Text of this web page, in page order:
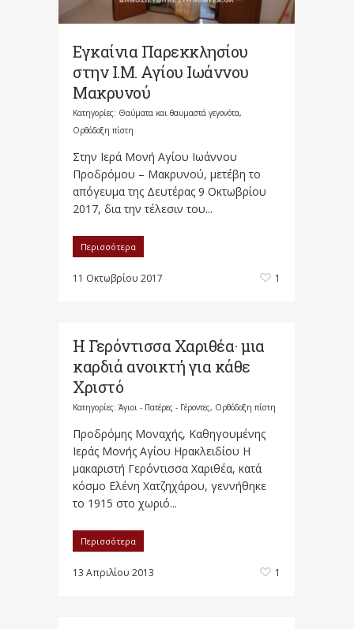
Εγκαίνια Παρεκκλησίου
στην Ι.Μ. Αγίου Ιωάννου
Μακρυνού
Κατηγορίες: Θαύματα και θαυμαστά γεγονότα,
Ορθόδοξη πίστη
Στην Ιερά Μονή Αγίου Ιωάννου
Προδρόμου – Μακρυνού, μετέβη το
απόγευμα της Δευτέρας 9 Οκτωβρίου
2017, δια την τέλεσιν του...
Περισσότερα
11 Οκτωβρίου 2017 1
Η Γερόντισσα Χαριθέα· μια
καρδιά ανοικτή για κάθε
Χριστό
Κατηγορίες: Άγιοι - Πατέρες - Γέροντες, Ορθόδοξη πίστη
Προδρόμης Μοναχής, Καθηγουμένης
Ιεράς Μονής Αγίου Ηρακλειδίου Η
μακαριστή Γερόντισσα Χαριθέα, κατά
κόσμο Ελένη Χατζηχάρου, γεννήθηκε
το 1915 στο χωριό...
Περισσότερα
13 Απριλίου 2013 1